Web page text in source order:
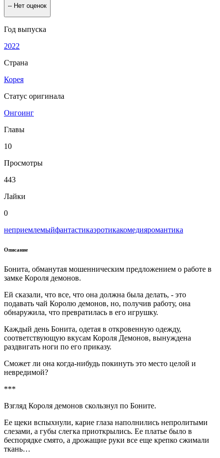
-- Нет оценок
Год выпуска
2022
Страна
Корея
Статус оригинала
Онгоинг
Главы
10
Просмотры
443
Лайки
0
неприемлемыйфантастикаэротикакомедияромантика
Описание
Бонита, обманутая мошенническим предложением о работе в
замке Короля демонов.
Ей сказали, что все, что она должна была делать, - это
подавать чай Королю демонов, но, получив работу, она
обнаружила, что превратилась в его игрушку.
Каждый день Бонита, одетая в откровенную одежду,
соответствующую вкусам Короля Демонов, вынуждена
раздвигать ноги по его приказу.
Сможет ли она когда-нибудь покинуть это место целой и
невредимой?
***
Взгляд Короля демонов скользнул по Боните.
Ее щеки вспыхнули, карие глаза наполнились непролитыми
слезами, а губы слегка приоткрылись. Ее платье было в
беспорядке смято, а дрожащие руки все еще крепко сжимали
ткань…